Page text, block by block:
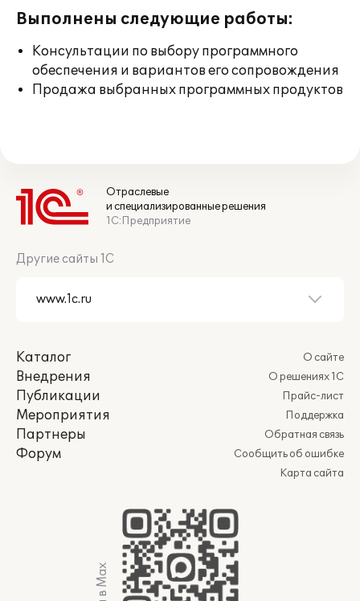
Выполнены следующие работы:
Консультации по выбору программного
обеспечения и вариантов его сопровождения
Продажа выбранных программных продуктов
Отраслевые
и специализированные решения
1С:Предприятие
Другие сайты 1С
Каталог
Внедрения
Публикации
Мероприятия
Партнеры
Форум
О сайте
О решениях 1С
Прайс-лист
Поддержка
Обратная связь
Сообщить об ошибке
Карта сайта